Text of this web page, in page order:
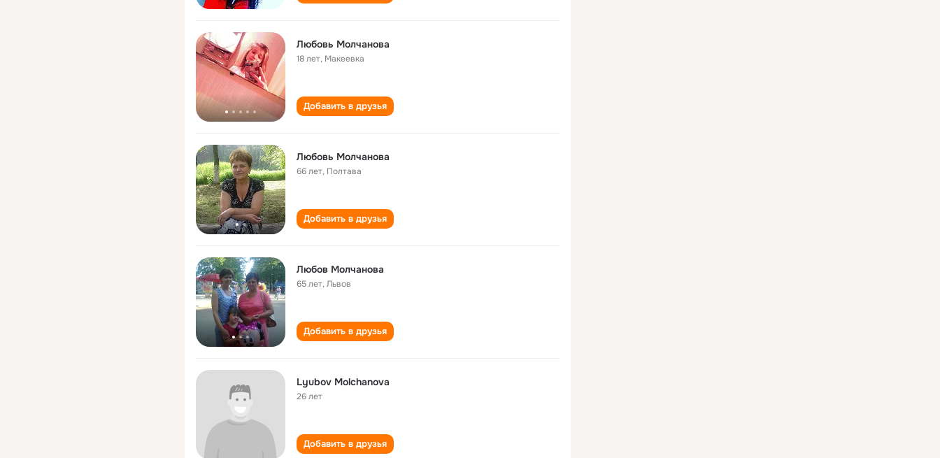
Любовь Молчанова
18 лет, Макеевка
Добавить в друзья
Любовь Молчанова
66 лет, Полтава
Добавить в друзья
Любов Молчанова
65 лет,Львов
Добавить в друзья
Lyubov Molchanova
26 лет
Добавить в друзья